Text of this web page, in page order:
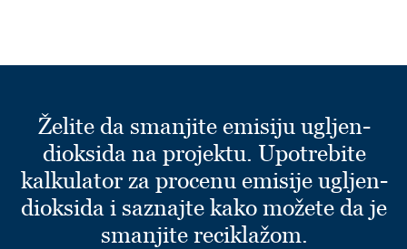
Želite da smanjite emisiju ugljen-
dioksida na projektu. Upotrebite
kalkulator za procenu emisije ugljen-
dioksida i saznajte kako možete da je
smanjite reciklažom.